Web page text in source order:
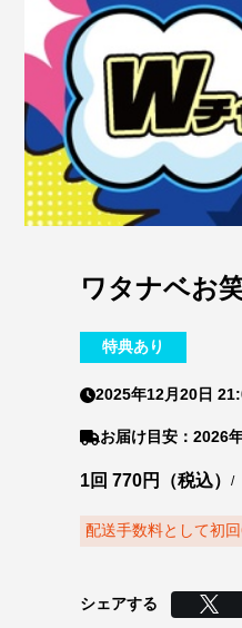
ワタナベお
特典あり
2025年12月20日
お届け目安：2026
1回 770円（税込） /
配送手数料として初
シェアする